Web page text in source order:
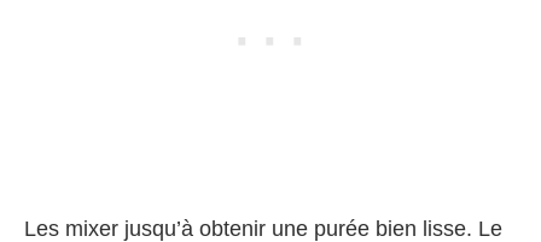
Les mixer jusqu’à obtenir une purée bien lisse. Le